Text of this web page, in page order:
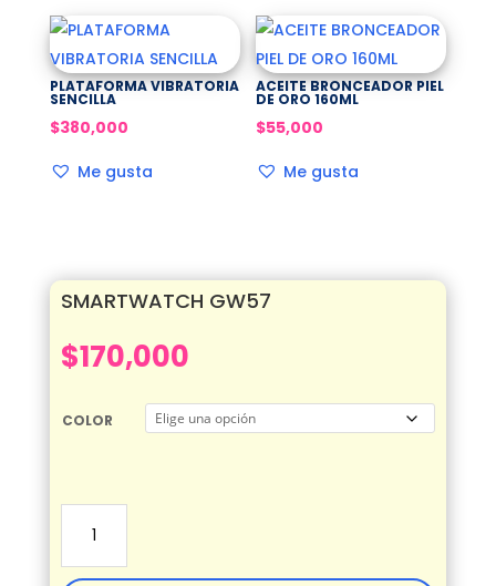
PLATAFORMA VIBRATORIA
SENCILLA
$380,000
Me gusta
ACEITE BRONCEADOR PIEL
DE ORO 160ML
$55,000
Me gusta
SMARTWATCH GW57
$170,000
COLOR
GW57
cantidad